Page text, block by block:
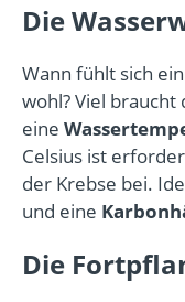
Die
Wann fühlt sich
wohl? Viel
eine
Celsius ist
der Krebse bei.
und eine
Die